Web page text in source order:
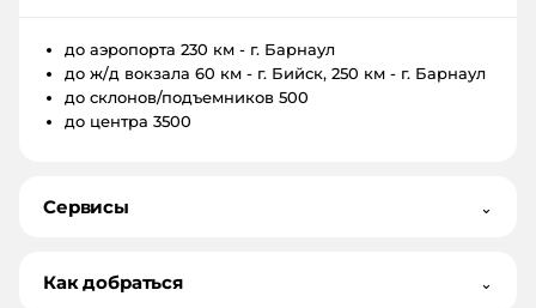
до аэропорта 230 км - г. Барнаул
до ж/д вокзала 60 км - г. Бийск, 250 км - г. Барнаул
до склонов/подъемников 500
до центра 3500
Сервисы ⌄
Как добраться ⌄